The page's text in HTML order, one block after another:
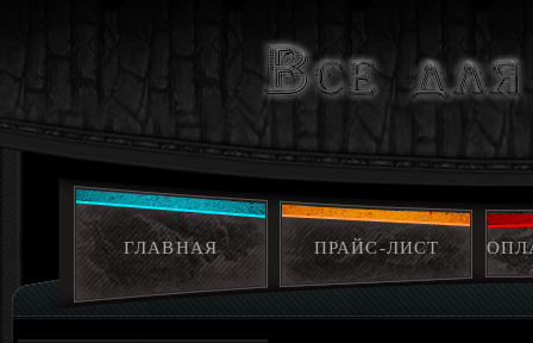
ГЛАВНАЯ ПРАЙС-ЛИСТ